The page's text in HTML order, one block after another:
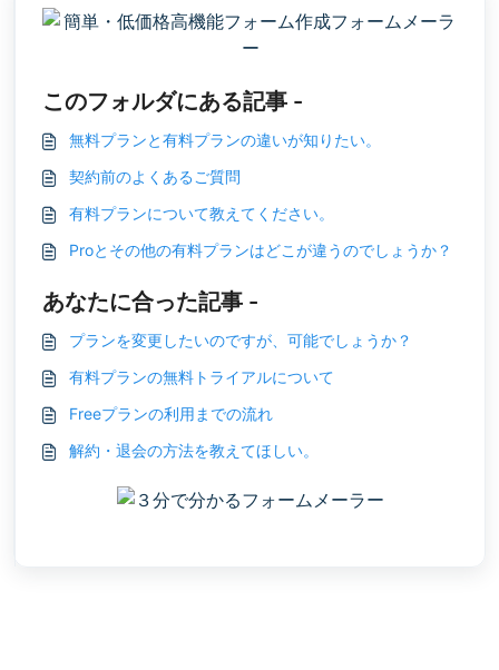
このフォルダにある記事 -
無料プランと有料プランの違いが知りたい。
契約前のよくあるご質問
有料プランについて教えてください。
Proとその他の有料プランはどこが違うのでしょうか？
あなたに合った記事 -
プランを変更したいのですが、可能でしょうか？
有料プランの無料トライアルについて
Freeプランの利用までの流れ
解約・退会の方法を教えてほしい。